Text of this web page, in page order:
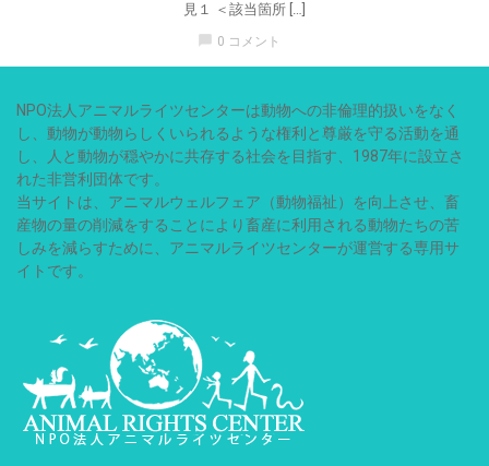
見１ ＜該当箇所 […]
chat_bubble 0 コメント
NPO法人アニマルライツセンターは動物への非倫理的扱いをなく
し、動物が動物らしくいられるような権利と尊厳を守る活動を通
し、人と動物が穏やかに共存する社会を目指す、1987年に設立さ
れた非営利団体です。
当サイトは、アニマルウェルフェア（動物福祉）を向上させ、畜
産物の量の削減をすることにより畜産に利用される動物たちの苦
しみを減らすために、アニマルライツセンターが運営する専用サ
イトです。